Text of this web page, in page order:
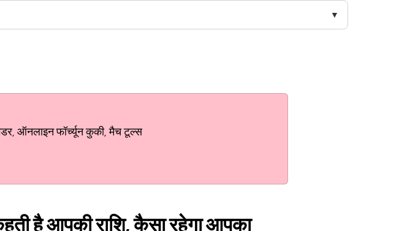
ऑनलाइन फॉर्च्यून कुकी, मैच टूल्स
है आपकी राशि, कैसा रहेगा आपका